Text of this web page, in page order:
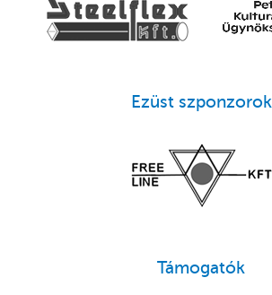
Ezüst szponzorok
Támogatók